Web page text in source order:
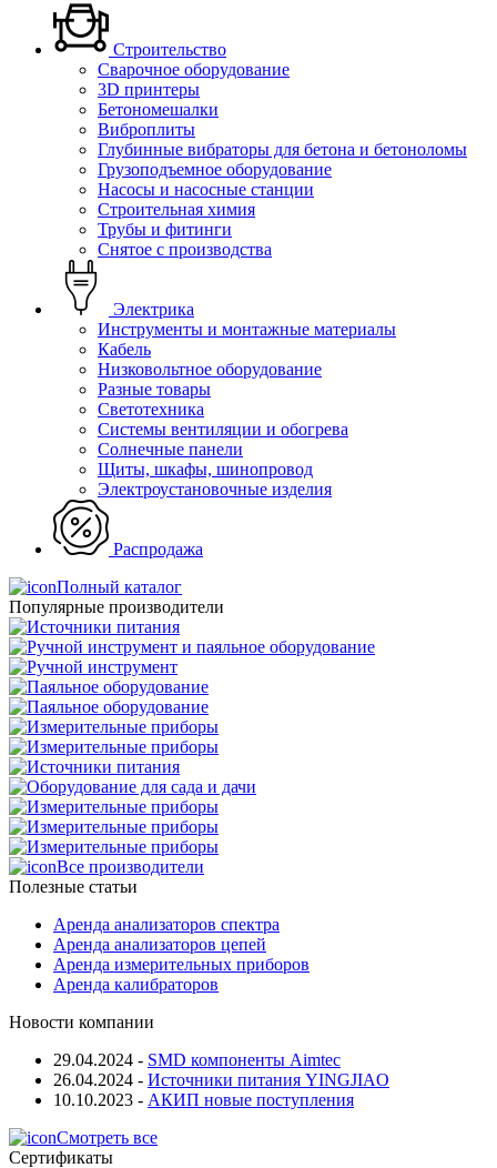
Строительство
Сварочное оборудование
3D принтеры
Бетономешалки
Виброплиты
Глубинные вибраторы для бетона и бетоноломы
Грузоподъемное оборудование
Насосы и насосные станции
Строительная химия
Трубы и фитинги
Снятое с производства
Электрика
Инструменты и монтажные материалы
Кабель
Низковольтное оборудование
Разные товары
Светотехника
Системы вентиляции и обогрева
Солнечные панели
Щиты, шкафы, шинопровод
Электроустановочные изделия
Распродажа
Полный каталог
Популярные производители
Все производители
Полезные статьи
Аренда анализаторов спектра
Аренда анализаторов цепей
Аренда измерительных приборов
Аренда калибраторов
Новости компании
29.04.2024 - SMD компоненты Aimtec
26.04.2024 - Источники питания YINGJIAO
10.10.2023 - АКИП новые поступления
Смотреть все
Сертификаты